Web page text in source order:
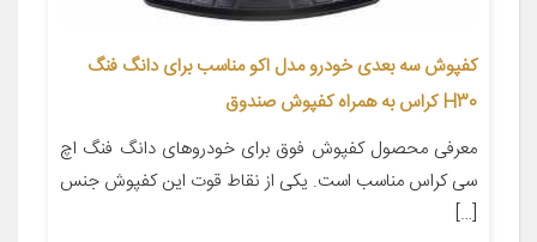
کفپوش سه بعدی خودرو مدل اکو مناسب برای دانگ فنگ
H30 کراس به همراه کفپوش صندوق
معرفی محصول کفپوش فوق برای خودروهای دانگ فنگ اچ
سی کراس مناسب است. یکی از نقاط قوت این کفپوش جنس
[…]